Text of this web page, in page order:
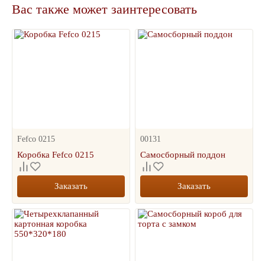
Вас также может заинтересовать
Fefco 0215
Коробка Fefco 0215
Заказать
00131
Самосборный поддон
Заказать